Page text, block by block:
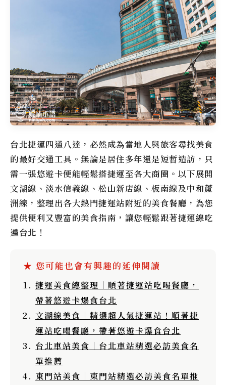
台北捷運四通八達，必然成為當地人與旅客尋找美食
的最好交通工具。無論是居住多年還是短暫造訪，只
需一張悠遊卡便能輕鬆搭捷運至各大商圈。以下展開
文湖線、淡水信義線、松山新店線、板南線及中和蘆
洲線，整理出各大熱門捷運站附近的美食餐廳，為您
提供便利又豐富的美食指南，讓您輕鬆跟著捷運線吃
遍台北！
捷運美食總整理｜順著捷運站吃喝餐廳，
帶著悠遊卡爆食台北
文湖線美食｜精選超人氣捷運站！順著捷
運站吃喝餐廳，帶著悠遊卡爆食台北
台北車站美食｜台北車站精選必訪美食名
單推薦
東門站美食｜東門站精選必訪美食名單推